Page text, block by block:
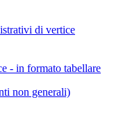
di vertice
- in formato tabellare
non generali)